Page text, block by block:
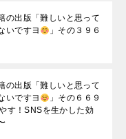
の出版「難しいと思って
いですヨ
」その３９６
の出版「難しいと思って
いですヨ
」その６６９
す！SNSを生かした効